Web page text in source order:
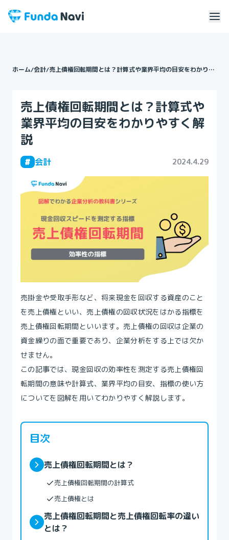
ホーム/会計/売上債権回転期間とは？計算式や業界平均の目安をわかりや
売上債権回転期間とは？計算式や
業界平均の目安をわかりやすく解
説
# 会計 2024.4.29
売掛金や受取手形など、将来現金を回収する資産のこと
を売上債権といい、売上債権の回収状況をはかる指標を
売上債権回転期間といいます。売上債権の回収は企業の
資金繰りの面で重要であり、企業分析をする上では欠か
せません。
この記事では、現金回収の効率性を測定する売上債権回
転期間の意味や計算式、業界平均の目安、指標の使い方
についてを図解を用いてわかりやすく解説します。
目次
売上債権回転期間とは？
売上債権回転期間の計算式
売上債権とは
売上債権回転期間と売上債権回転率の違い
とは？